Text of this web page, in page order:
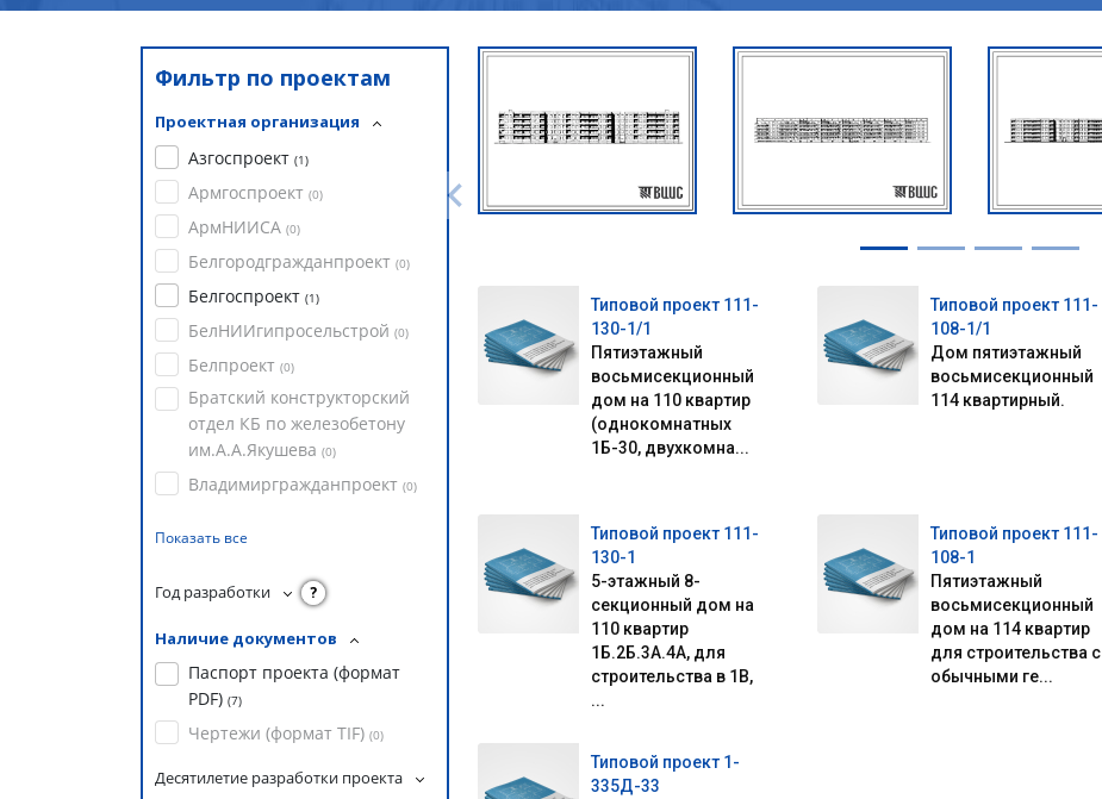
Фильтр по проектам
Проектная организация
Азгоспроект (1)
Армгоспроект (0)
АрмНИИСА (0)
Белгородгражданпроект (0)
Белгоспроект (1)
БелНИИгипросельстрой (0)
Белпроект (0)
Братский конструкторский
отдел КБ по железобетону
им.А.А.Якушева (0)
Владимиргражданпроект (0)
Показать все
Год разработки ?
Наличие документов
Паспорт проекта (формат
PDF) (7)
Чертежи (формат TIF) (0)
Десятилетие разработки проекта
Типовой проект 111-
130-1/1
Пятиэтажный
восьмисекционный
дом на 110 квартир
(однокомнатных
1Б-30, двухкомна...
Типовой проект 111-
108-1/1
Дом пятиэтажный
восьмисекционный
114 квартирный.
Типовой проект 111-
130-1
5-этажный 8-
секционный дом на
110 квартир
1Б.2Б.3А.4А, для
строительства в 1В,
...
Типовой проект 111-
108-1
Пятиэтажный
восьмисекционный
дом на 114 квартир
для строительства с
обычными ге...
Типовой проект 1-
335Д-33